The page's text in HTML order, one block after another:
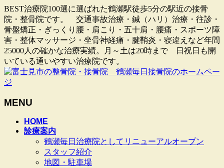
BEST治療院100選に選ばれた鶴瀬駅徒歩5分の駅近の接骨
院・整骨院です。 交通事故治療・鍼（ハリ）治療・往診・
骨盤矯正・ぎっくり腰・肩こり・五十肩・腰痛・スポーツ障
害・整体マッサージ・坐骨神経痛・腱鞘炎・寝違えなど年間
25000人の確かな治療実績。月～土は20時まで 日祝日も開
いている通いやすい治療院です。
MENU
HOME
診療案内
鶴瀬毎日治療院としてリニューアルオープン
スタッフ紹介
地図・駐車場